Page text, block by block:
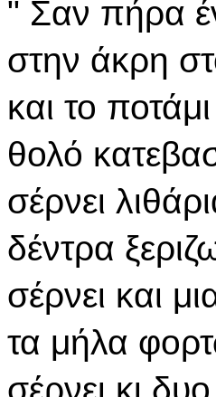
" Σαν πήρα
στην άκρη
και το
θολό
σέρνει
δέντρα
σέρνει και
τα μήλα
σέρνει κι